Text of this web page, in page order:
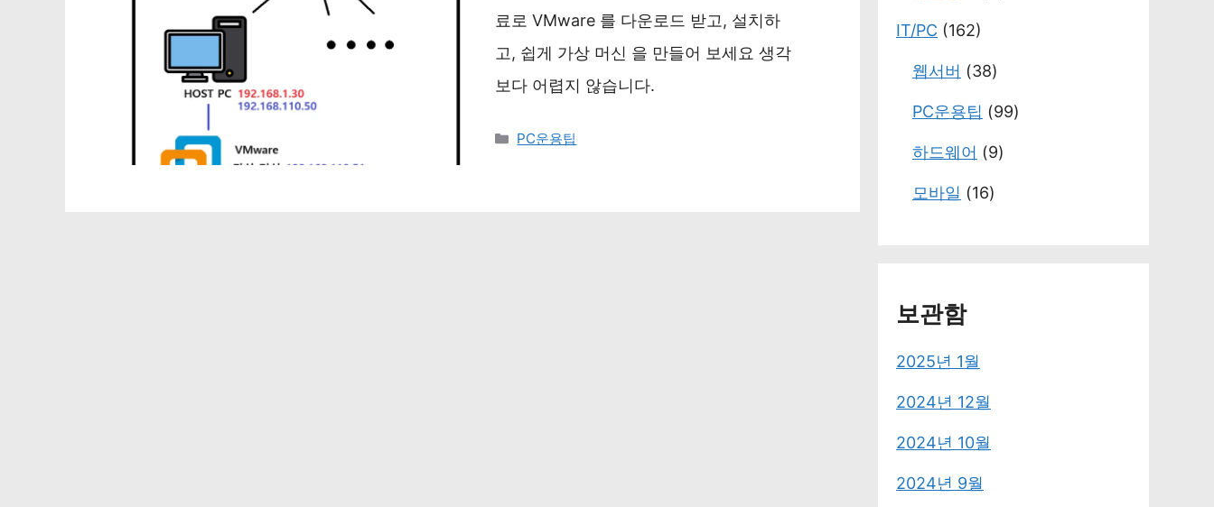
료로 VMware 를 다운로드 받고, 설치하
고, 쉽게 가상 머신 을 만들어 보세요 생각
보다 어렵지 않습니다.
카
PC운용팁
IT/PC (162)
웹서버 (38)
PC운용팁 (99)
하드웨어 (9)
모바일 (16)
보관함
2025년 1월
2024년 12월
2024년 10월
2024년 9월